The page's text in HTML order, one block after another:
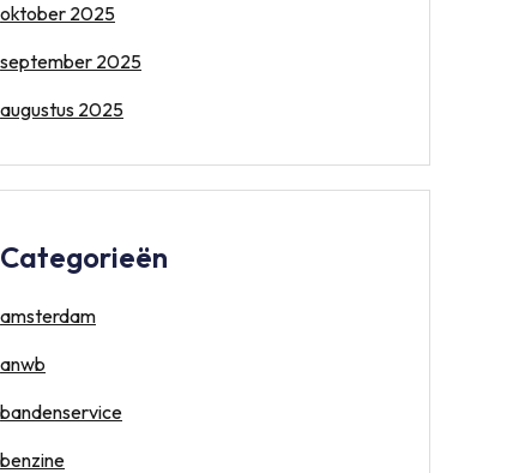
oktober 2025
september 2025
augustus 2025
Categorieën
amsterdam
anwb
bandenservice
benzine